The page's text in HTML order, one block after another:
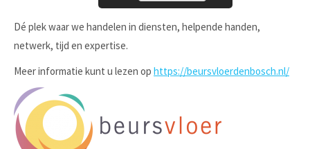
Dé plek waar we handelen in diensten, helpende handen,
netwerk, tijd en expertise.
Meer informatie kunt u lezen op https://beursvloerdenbosch.nl/